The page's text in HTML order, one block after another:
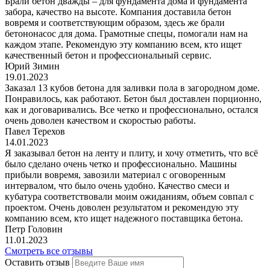
забора, качество на высоте. Компания доставила бетон
вовремя и соответствующим образом, здесь же брали
бетононасос для дома. Грамотные спецы, помогали нам на
каждом этапе. Рекомендую эту компанию всем, кто ищет
качественный бетон и профессиональный сервис.
Юрий Зимин
19.01.2023
Заказал 13 кубов бетона для заливки пола в загородном доме.
Понравилось, как работают. Бетон был доставлен порционно,
как и договаривались. Все четко и профессионально, остался
очень доволен качеством и скоростью работы.
Павел Терехов
14.01.2023
Я заказывал бетон на ленту и плиту, и хочу отметить, что всё
было сделано очень четко и профессионально. Машины
прибыли вовремя, завозили материал с оговоренным
интервалом, что было очень удобно. Качество смеси и
кубатура соответствовали моим ожиданиям, объем совпал с
проектом. Очень доволен результатом и рекомендую эту
компанию всем, кто ищет надежного поставщика бетона.
Петр Головин
11.01.2023
Смотреть все отзывы
Оставить отзыв